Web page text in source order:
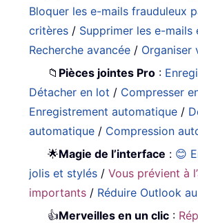
Bloquer les e-mails frauduleux
critères / Supprimer les e-mails
Recherche avancée / Organiser
📁 Pièces jointes Pro :
Détacher en lot / Compresser
Enregistrement automatique /
automatique / Compression
🌟Magie de l’interface : 😊
jolis et stylés /Vous prévient à
importants / Réduire Outlook
👍Merveilles en un clic :